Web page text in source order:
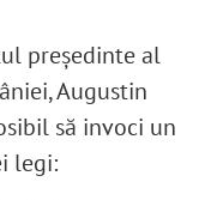
președinte al
Augustin
să invoci un
legi: